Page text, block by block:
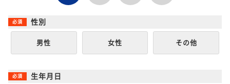
性別
男性 女性 その他
生年月日